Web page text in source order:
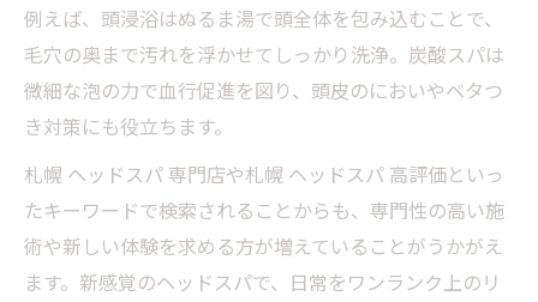
例えば、頭浸浴はぬるま湯で頭全体を包み込むことで、
毛穴の奥まで汚れを浮かせてしっかり洗浄。炭酸スパは
微細な泡の力で血行促進を図り、頭皮のにおいやベタつ
き対策にも役立ちます。
札幌 ヘッドスパ 専門店や札幌 ヘッドスパ 高評価といっ
たキーワードで検索されることからも、専門性の高い施
術や新しい体験を求める方が増えていることがうかがえ
ます。新感覚のヘッドスパで、日常をワンランク上のリ